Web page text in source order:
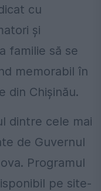
cu
și
familie să se
memorabil în
din Chișinău.
dintre cele mai
de Guvernul
Programul
pe site-